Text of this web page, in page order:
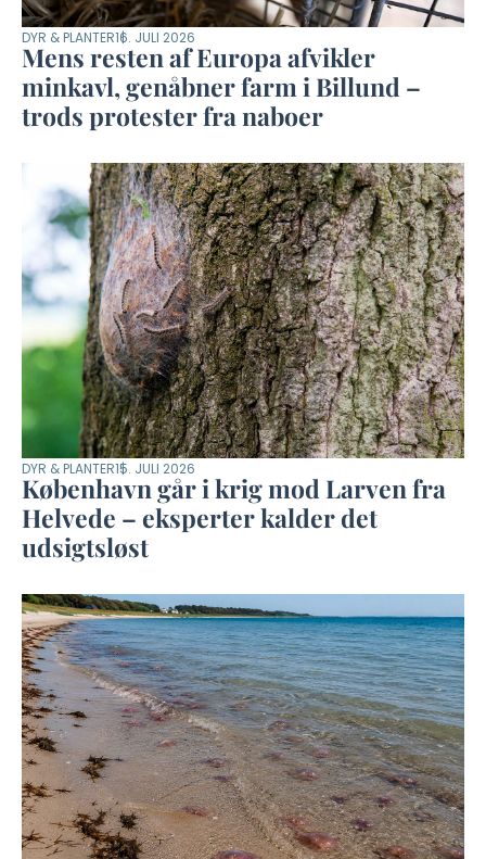
DYR & PLANTER16. JULI 2026
Mens resten af Europa afvikler
minkavl, genåbner farm i Billund –
trods protester fra naboer
DYR & PLANTER15. JULI 2026
København går i krig mod Larven fra
Helvede – eksperter kalder det
udsigtsløst